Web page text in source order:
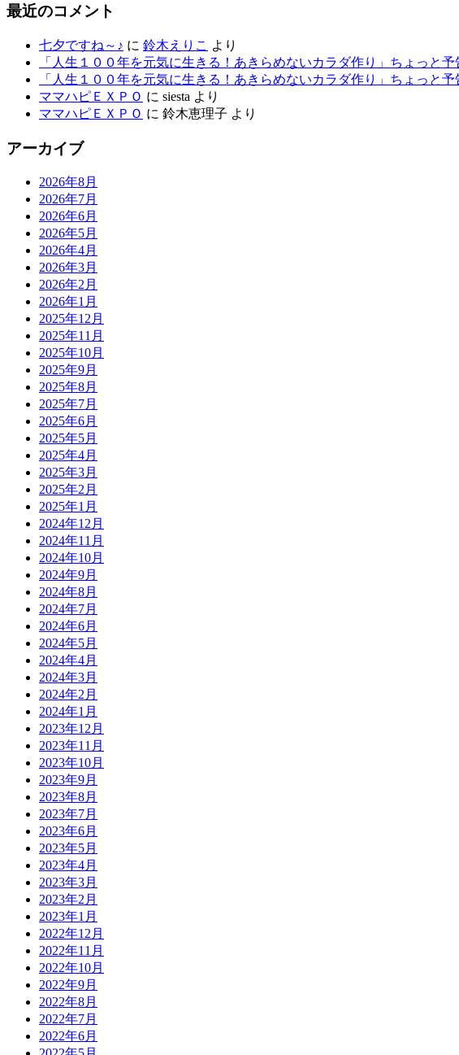
最近のコメント
七夕ですね～♪ に 鈴木えりこ より
「人生１００年を元気に生きる！あきらめないカラダ作り」ちょっと予
「人生１００年を元気に生きる！あきらめないカラダ作り」ちょっと予
ママハピＥＸＰＯ に siesta より
ママハピＥＸＰＯ に 鈴木恵理子 より
アーカイブ
2026年8月
2026年7月
2026年6月
2026年5月
2026年4月
2026年3月
2026年2月
2026年1月
2025年12月
2025年11月
2025年10月
2025年9月
2025年8月
2025年7月
2025年6月
2025年5月
2025年4月
2025年3月
2025年2月
2025年1月
2024年12月
2024年11月
2024年10月
2024年9月
2024年8月
2024年7月
2024年6月
2024年5月
2024年4月
2024年3月
2024年2月
2024年1月
2023年12月
2023年11月
2023年10月
2023年9月
2023年8月
2023年7月
2023年6月
2023年5月
2023年4月
2023年3月
2023年2月
2023年1月
2022年12月
2022年11月
2022年10月
2022年9月
2022年8月
2022年7月
2022年6月